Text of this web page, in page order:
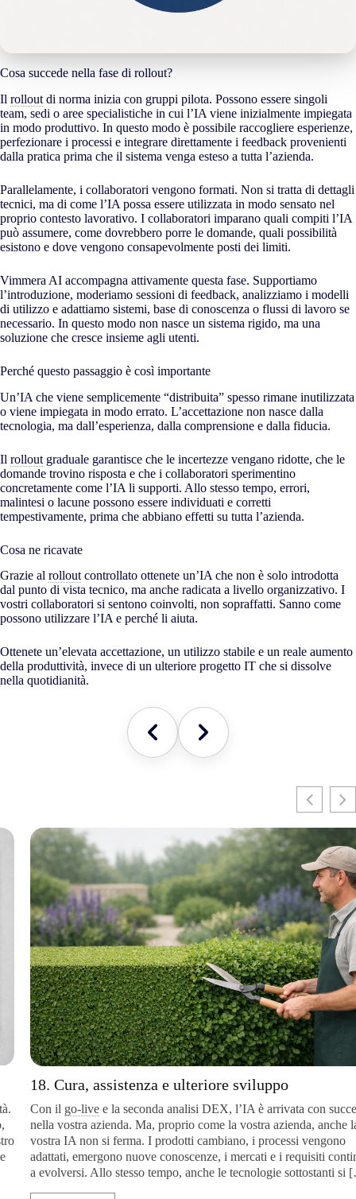
Cosa succede nella fase di rollout?
Il rollout di norma inizia con gruppi pilota. Possono essere singoli
team, sedi o aree specialistiche in cui l’IA viene inizialmente impiegata
in modo produttivo. In questo modo è possibile raccogliere esperienze,
perfezionare i processi e integrare direttamente i feedback provenienti
dalla pratica prima che il sistema venga esteso a tutta l’azienda.
Parallelamente, i collaboratori vengono formati. Non si tratta di dettagli
tecnici, ma di come l’IA possa essere utilizzata in modo sensato nel
proprio contesto lavorativo. I collaboratori imparano quali compiti l’IA
può assumere, come dovrebbero porre le domande, quali possibilità
esistono e dove vengono consapevolmente posti dei limiti.
Vimmera AI accompagna attivamente questa fase. Supportiamo
l’introduzione, moderiamo sessioni di feedback, analizziamo i modelli
di utilizzo e adattiamo sistemi, base di conoscenza o flussi di lavoro se
necessario. In questo modo non nasce un sistema rigido, ma una
soluzione che cresce insieme agli utenti.
Perché questo passaggio è così importante
Un’IA che viene semplicemente “distribuita” spesso rimane inutilizzata
o viene impiegata in modo errato. L’accettazione non nasce dalla
tecnologia, ma dall’esperienza, dalla comprensione e dalla fiducia.
Il rollout graduale garantisce che le incertezze vengano ridotte, che le
domande trovino risposta e che i collaboratori sperimentino
concretamente come l’IA li supporti. Allo stesso tempo, errori,
malintesi o lacune possono essere individuati e corretti
tempestivamente, prima che abbiano effetti su tutta l’azienda.
Cosa ne ricavate
Grazie al rolloutcontrollato ottenete un’IA che non è solo introdotta
dal punto di vista tecnico, ma anche radicata a livello organizzativo. I
vostri collaboratori si sentono coinvolti, non sopraffatti. Sanno come
possono utilizzare l’IA e perché li aiuta.
Ottenete un’elevata accettazione, un utilizzo stabile e un reale aumento
della produttività, invece di un ulteriore progetto IT che si dissolve
nella quotidianità.
18. Cura, assistenza e ulteriore sviluppo
Con ilgo-livee la seconda analisi DEX, l’IA è arrivata con successo
nella vostra azienda. Ma, proprio come la vostra azienda, anche la
vostra IA non si ferma. I prodotti cambiano, i processi vengono
adattati, emergono nuove conoscenze, i mercati e i requisiti
a evolversi. Allo stesso tempo, anche le tecnologie sottostanti si […]